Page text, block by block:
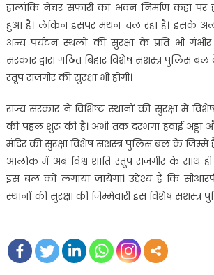
हालांकि नेचर सफारी का भवन निर्माण कहां पर
हुआ है। लेकिन इसपर मंथन चल रहा है। इसके
अन्य पर्यटन स्थलों की सुरक्षा के प्रति भी
सरकार द्वारा गठित बिहार विशेष सशस्त्र पुलिस
स्तूप राजगीर की सुरक्षा भी होगी।
राज्य सरकार ने विशिष्ट स्थानों की सुरक्षा में
की पहल शुरू की है। अभी तक दरभंगा हवाई अड्डा और
मंदिर की सुरक्षा विशेष सशस्त्र पुलिस बल के
आलोक में अब विश्व शांति स्तूप राजगीर के साथ ही
इस बल को लगाया जायेगा। उद्देश्य है कि
स्थानों की सुरक्षा की जिम्मेवारी इस विशेष सशस्त्र